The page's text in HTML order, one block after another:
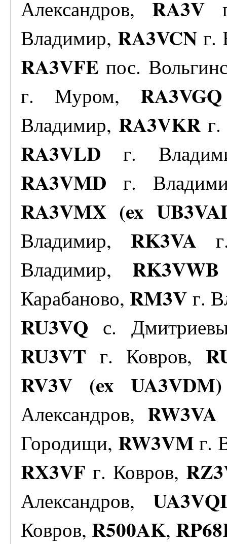
Александров, RA3V
Владимир, RA3VCNг.
RA3VFE пос.
г. Муром, RA3VGQ
Владимир, RA3VKRг.
RA3VLD г.
RA3VMD г.
RA3VMX (ex
Владимир, RK3VA
Владимир, RK3VWB
Карабаново, RM3V г.
RU3VQ с.
RU3VT г. Ковров,
RV3V (ex UA3VDM)
Александров, RW3VA
Городищи, RW3VM г.
RX3VF г. Ковров,
Александров,
Ковров, R500AK,